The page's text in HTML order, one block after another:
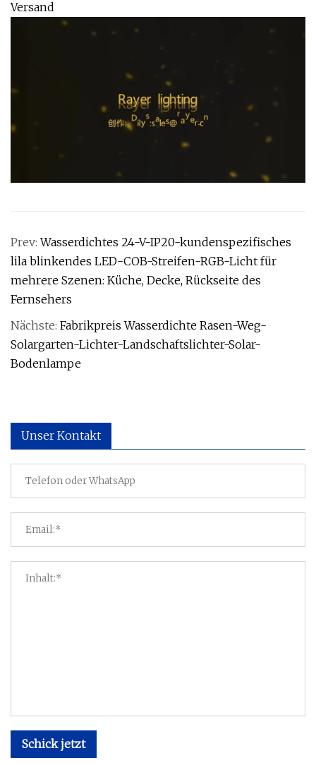
Versand
Prev:Wasserdichtes 24-V-IP20-kundenspezifisches
lila blinkendes LED-COB-Streifen-RGB-Licht für
mehrere Szenen: Küche, Decke, Rückseite des
Fernsehers
Nächste: Fabrikpreis Wasserdichte Rasen-Weg-
Solargarten-Lichter-Landschaftslichter-Solar-
Bodenlampe
Unser Kontakt
Schick jetzt